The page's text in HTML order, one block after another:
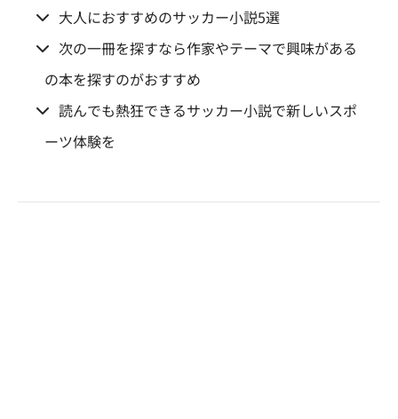
大人におすすめのサッカー小説5選
次の一冊を探すなら作家やテーマで興味がある
の本を探すのがおすすめ
読んでも熱狂できるサッカー小説で新しいスポ
ーツ体験を